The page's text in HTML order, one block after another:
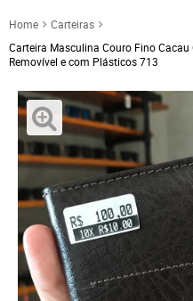
Home
Carteiras
Carteira Masculina Couro Fino
Removível e com Plásticos 713